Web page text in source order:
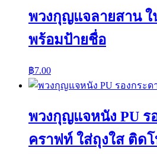
พวงกุญแจลายสาน ใ
พร้อมป้ายชื่อ
฿7.00
พวงกุญแจหนัง PU ร
คราฟท์ ใส่ถุงใส ติด